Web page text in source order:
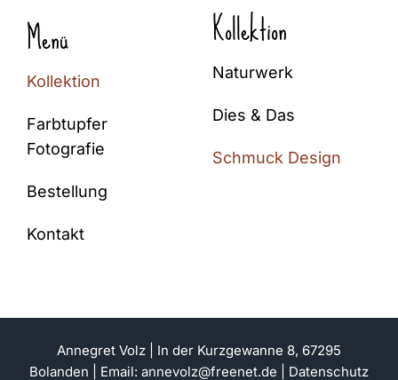
Menü
Kollektion
Farbtupfer
Fotografie
Bestellung
Kontakt
Kollektion
Naturwerk
Dies & Das
Schmuck Design
Annegret Volz | In der Kurzgewanne 8, 67295
Bolanden | Email: annevolz@freenet.de Datenschutz